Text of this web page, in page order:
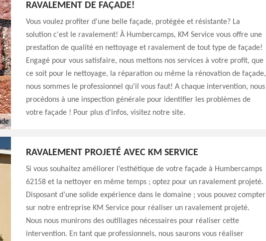
RAVALEMENT DE FAÇADE!
Vous voulez profiter d'une belle façade, protégée et résistante? La
solution c'est le ravalement! À Humbercamps, KM Service vous offre une
prestation de qualité en nettoyage et ravalement de tout type de façade!
Engagé pour vous satisfaire, nous mettons nos services à votre profit, que
ce soit pour le nettoyage, la réparation ou même la rénovation de façade,
nous sommes le professionnel qu'il vous faut! A chaque intervention, nous
procédons à une inspection générale pour identifier les problèmes de
votre façade ! Pour plus d'infos, visitez notre site.
RAVALEMENT PROJETÉ AVEC KM SERVICE
Si vous souhaitez améliorer l’esthétique de votre façade à Humbercamps
62158 et la nettoyer en même temps ; optez pour un ravalement projeté.
Disposant d’une solide expérience dans le domaine ; vous pouvez compter
sur notre entreprise KM Service pour réaliser un ravalement projeté.
Nous nous munirons des outillages nécessaires pour réaliser cette
intervention. En tant que professionnels, nous saurons vous réaliser